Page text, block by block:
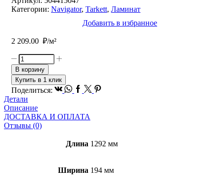
Категории: Navigator, Tarkett, Ламинат
Добавить в избранное
2 209.00 ₽/м²
Количество
товара
Ламинат
TARKETT
Navigator
Мартабан
В корзину
Купить в 1 клик
Поделиться: Vk Whatsapp
Facebook
TwitterPinterest
Детали
Описание
ДОСТАВКА И ОПЛАТА
Отзывы (0)
Длина 1292 мм
Ширина 194 мм